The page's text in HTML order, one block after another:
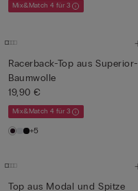
Mix&Match 4 für 3
Racerback-Top aus Superior-
Baumwolle
19,90 €
Mix&Match 4 für 3
+5
Top aus Modal und Spitze